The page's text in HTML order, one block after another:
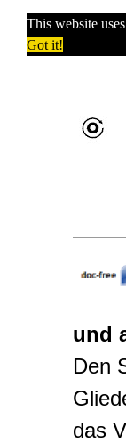
This website
Got it!
und
Den
das